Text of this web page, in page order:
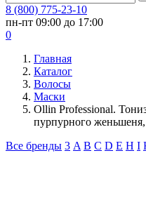
8 (800) 775-23-10
пн-пт 09:00 до 17:00
0
Главная
Каталог
Волосы
Маски
Ollin Professional.
пурпурного
Все бренды 3 A B C D E H I